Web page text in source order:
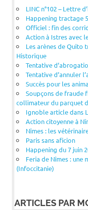
LINC n°102 – Lettre
Happening tractage
Officiel : fin des
Action à Istres avec
Les arènes de Quito
Historique
Tentative
Tentative d’annuler
Succès pour les
Soupçons de fraude
collimateur du parquet
Ignoble article dans
Action citoyenne à
Nîmes : les
Paris sans aficion
Happening du 7 juin
Feria de Nîmes :
(Infoccitanie)
ARTICLES PAR